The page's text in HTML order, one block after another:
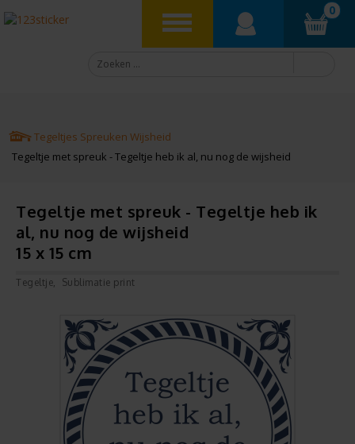
0
Tegeltjes Spreuken Wijsheid
Tegeltje met spreuk - Tegeltje heb ik al, nu nog de wijsheid
Tegeltje met spreuk - Tegeltje heb ik
al, nu nog de wijsheid
15 x 15 cm
Tegeltje Sublimatie print